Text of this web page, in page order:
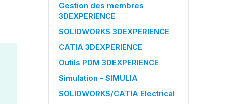
Gestion des membres
3DEXPERIENCE
SOLIDWORKS 3DEXPERIENCE
CATIA 3DEXPERIENCE
Outils PDM 3DEXPERIENCE
Simulation - SIMULIA
SOLIDWORKS/CATIA Electrical